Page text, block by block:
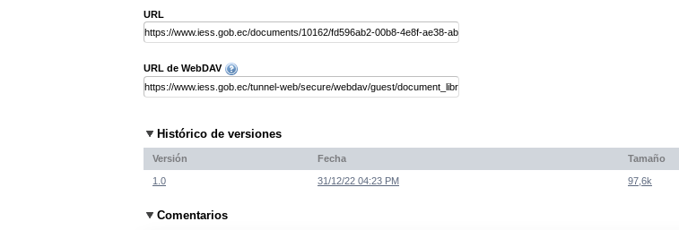
URL
URL de WebDAV
Histórico de versiones
Versión Fecha Tamaño
1.0 31/12/22 04:23 PM 97,6k
Comentarios